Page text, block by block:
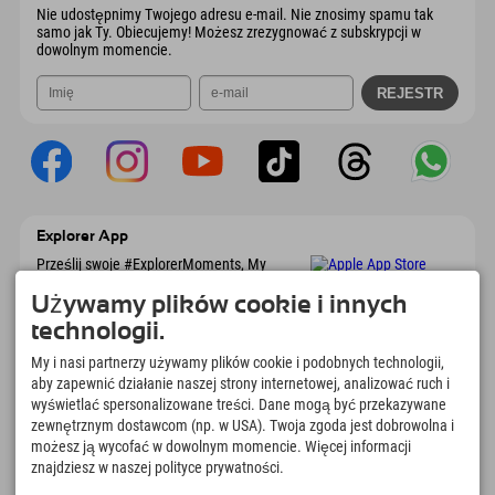
Nie udostępnimy Twojego adresu e-mail. Nie znosimy spamu tak
samo jak Ty. Obiecujemy! Możesz zrezygnować z subskrypcji w
dowolnym momencie.
Explorer App
Prześlij swoje #ExplorerMoments, My
marzeń, przeglądem restauracji i wieloma
innymi. Pobierz teraz!
Czas na chwile odkrywcy
166
Jeziora górskie i baseny
rekreacyjne
4.634km
Stoki do jazdy na nartach i
snowboardzie
8.991km
Używamy plików cookie i innych
technologii.
My i nasi partnerzy używamy plików cookie i podobnych technologii,
aby zapewnić działanie naszej strony internetowej, analizować ruch i
wyświetlać spersonalizowane treści. Dane mogą być przekazywane
zewnętrznym dostawcom (np. w USA). Twoja zgoda jest dobrowolna i
możesz ją wycofać w dowolnym momencie. Więcej informacji
znajdziesz w naszej polityce prywatności.